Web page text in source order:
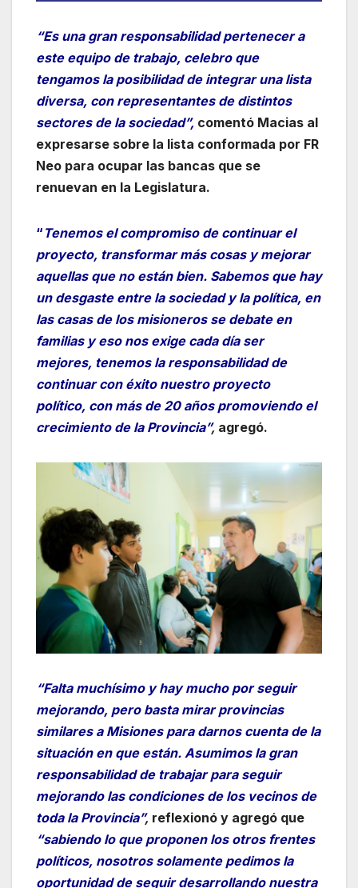
“Es una gran responsabilidad pertenecer a
este equipo de trabajo, celebro que
tengamos la posibilidad de integrar una lista
diversa, con representantes de distintos
sectores de la sociedad”, comentó Macias al
expresarse sobre la lista conformada por FR
Neo para ocupar las bancas que se
renuevan en la Legislatura.
“ Tenemos el compromiso de continuar el
proyecto, transformar más cosas y mejorar
aquellas que no están bien. Sabemos que hay
un desgaste entre la sociedad y la política, en
las casas de los misioneros se debate en
familias y eso nos exige cada día ser
mejores, tenemos la responsabilidad de
continuar con éxito nuestro proyecto
político, con más de 20 años promoviendo el
crecimiento de la Provincia”, agregó.
“Falta muchísimo y hay mucho por seguir
mejorando, pero basta mirar provincias
similares a Misiones para darnos cuenta de la
situación en que están. Asumimos la gran
responsabilidad de trabajar para seguir
mejorando las condiciones de los vecinos de
toda la Provincia”, reflexionó y agregó que
“sabiendo lo que proponen los otros frentes
políticos, nosotros solamente pedimos la
oportunidad de seguir desarrollando nuestra